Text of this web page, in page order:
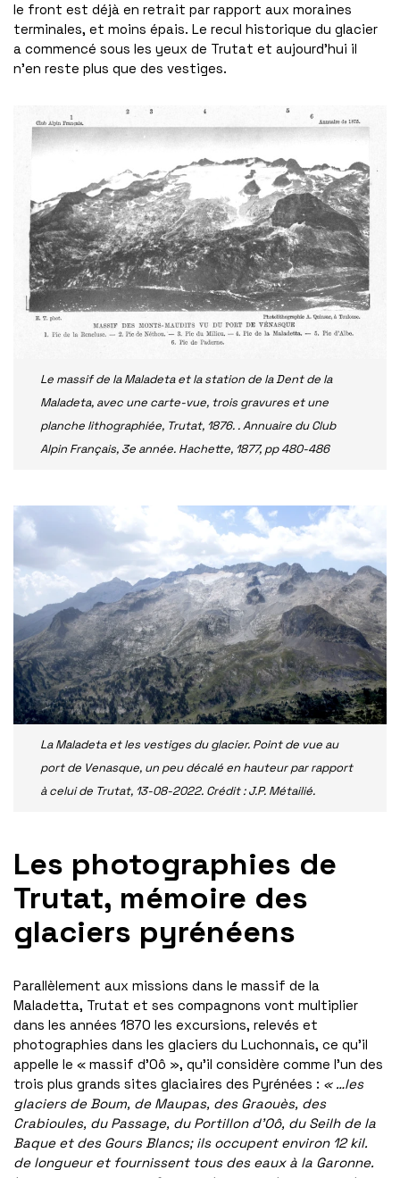
le front est déjà en retrait par rapport aux moraines
terminales, et moins épais. Le recul historique du glacier
a commencé sous les yeux de Trutat et aujourd’hui il
n’en reste plus que des vestiges.
Le massif de la Maladeta et la station de la Dent de la
Maladeta, avec une carte-vue, trois gravures et une
planche lithographiée, Trutat, 1876. . Annuaire du Club
Alpin Français, 3e année. Hachette, 1877, pp 480-486
La Maladeta et les vestiges du glacier. Point de vue au
port de Venasque, un peu décalé en hauteur par rapport
à celui de Trutat, 13-08-2022. Crédit : J.P. Métailié.
Les photographies de
Trutat, mémoire des
glaciers pyrénéens
Parallèlement aux missions dans le massif de la
Maladetta, Trutat et ses compagnons vont multiplier
dans les années 1870 les excursions, relevés et
photographies dans les glaciers du Luchonnais, ce qu’il
appelle le « massif d’Oô », qu’il considère comme l’un des
trois plus grands sites glaciaires des Pyrénées : « …les
glaciers de Boum, de Maupas, des Graouès, des
Crabioules, du Passage, du Portillon d’Oô, du Seilh de la
Baque et des Gours Blancs; ils occupent environ 12 kil.
de longueur et fournissent tous des eaux à la Garonne.